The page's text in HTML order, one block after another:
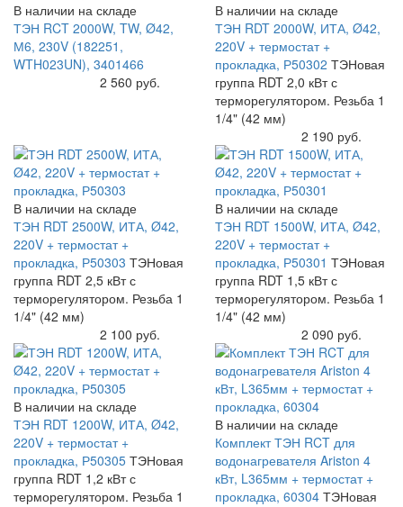
В наличии на складе
ТЭН RCT 2000W, TW, Ø42,
М6, 230V (182251,
WTH023UN), 3401466
2 560 руб.
В наличии на складе
ТЭН RDT 2000W, ИТА, Ø42,
220V + термостат +
прокладка, Р50302 ТЭНовая
группа RDT 2,0 кВт с
терморегулятором. Резьба 1
1/4" (42 мм)
2 190 руб.
В наличии на складе
ТЭН RDT 2500W, ИТА, Ø42,
220V + термостат +
прокладка, Р50303 ТЭНовая
группа RDT 2,5 кВт с
терморегулятором. Резьба 1
1/4" (42 мм)
2 100 руб.
В наличии на складе
ТЭН RDT 1500W, ИТА, Ø42,
220V + термостат +
прокладка, Р50301 ТЭНовая
группа RDT 1,5 кВт с
терморегулятором. Резьба 1
1/4" (42 мм)
2 090 руб.
В наличии на складе
ТЭН RDT 1200W, ИТА, Ø42,
220V + термостат +
прокладка, Р50305 ТЭНовая
группа RDT 1,2 кВт с
терморегулятором. Резьба 1
В наличии на складе
Комплект ТЭН RCT для
водонагревателя Ariston 4
кВт, L365мм + термостат +
прокладка, 60304 ТЭНовая